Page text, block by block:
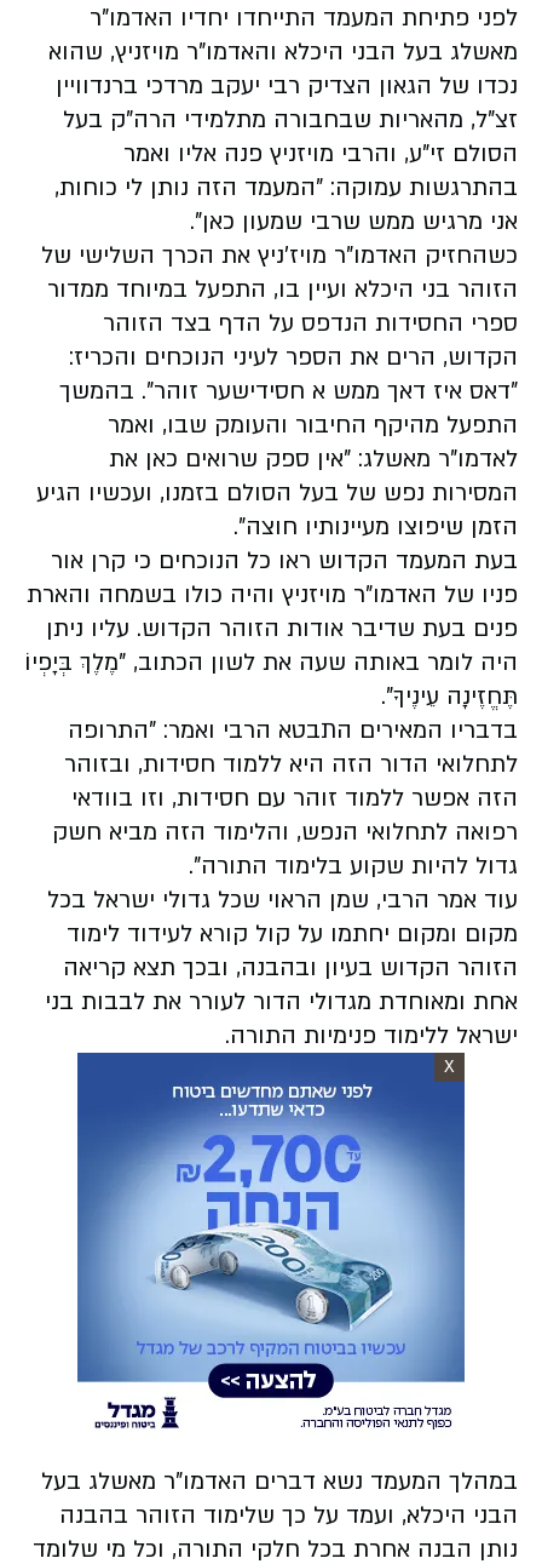
לפני פתיחת המעמד התייחדו יחדיו האדמו"ר
מאשלג בעל הבני היכלא והאדמו"ר מויזניץ, שהוא
נכדו של הגאון הצדיק רבי יעקב מרדכי ברנדוויין
זצ"ל, מהאריות שבחבורה מתלמידי הרה"ק בעל
הסולם זי"ע, והרבי מויזניץ פנה אליו ואמר
בהתרגשות עמוקה: "המעמד הזה נותן לי כוחות,
אני מרגיש ממש שרבי שמעון כאן".
כשהחזיק האדמו"ר מויז'ניץ את הכרך השלישי של
הזוהר בני היכלא ועיין בו, התפעל במיוחד ממדור
ספרי החסידות הנדפס על הדף בצד הזוהר
הקדוש, הרים את הספר לעיני הנוכחים והכריז:
"דאס איז דאך ממש א חסידישער זוהר". בהמשך
התפעל מהיקף החיבור והעומק שבו, ואמר
לאדמו"ר מאשלג: "אין ספק שרואים כאן את
המסירות נפש של בעל הסולם בזמנו, ועכשיו הגיע
הזמן שיפוצו מעיינותיו חוצה".
בעת המעמד הקדוש ראו כל הנוכחים כי קרן אור
פניו של האדמו"ר מויזניץ והיה כולו בשמחה והארת
פנים בעת שדיבר אודות הזוהר הקדוש. עליו ניתן
היה לומר באותה שעה את לשון הכתוב, "מֶלֶךְ בְּיָפְיוֹ
תֶּחֱזֶינָה עֵינֶיךָ".
בדבריו המאירים התבטא הרבי ואמר: "התרופה
לתחלואי הדור הזה היא ללמוד חסידות, ובזוהר
הזה אפשר ללמוד זוהר עם חסידות, וזו בוודאי
רפואה לתחלואי הנפש, והלימוד הזה מביא חשק
גדול להיות שקוע בלימוד התורה".
עוד אמר הרבי, שמן הראוי שכל גדולי ישראל בכל
מקום ומקום יחתמו על קול קורא לעידוד לימוד
הזוהר הקדוש בעיון ובהבנה, ובכך תצא קריאה
אחת ומאוחדת מגדולי הדור לעורר את לבבות בני
ישראל ללימוד פנימיות התורה.
X
במהלך המעמד נשא דברים האדמו"ר מאשלג בעל
הבני היכלא, ועמד על כך שלימוד הזוהר בהבנה
נותן הבנה אחרת בכל חלקי התורה, וכל מי שלומד